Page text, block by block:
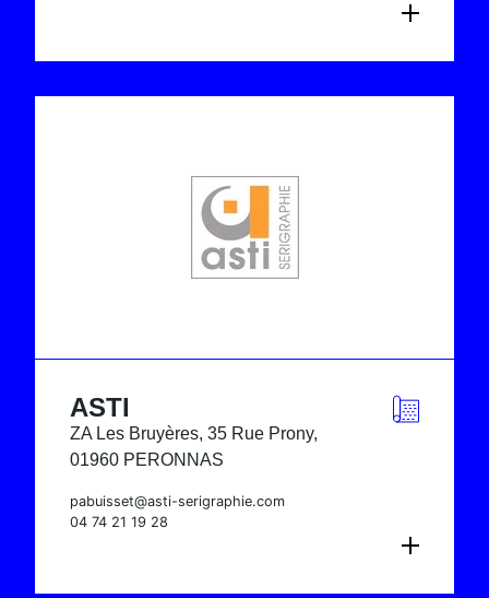
ASTI
ZA Les Bruyères, 35 Rue Prony,
01960 PERONNAS
pabuisset@asti-serigraphie.com
04 74 21 19 28